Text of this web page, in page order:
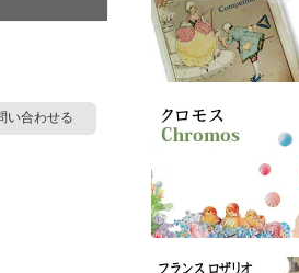
い合わせる